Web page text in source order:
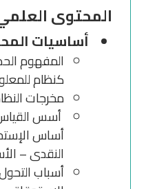
المحتوى
أساسيات
المفهوم
كنظام
مخرجات
أسس
أساس
النقدى –
أسباب